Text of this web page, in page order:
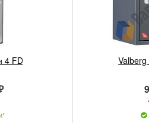
4 FD